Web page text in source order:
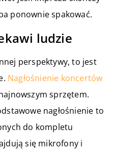
ponownie spakować.
ludzie
perspektywy, to jest
Nagłośnienie koncertów
sprzętem.
nagłośnienie to
do kompletu
się mikrofony i